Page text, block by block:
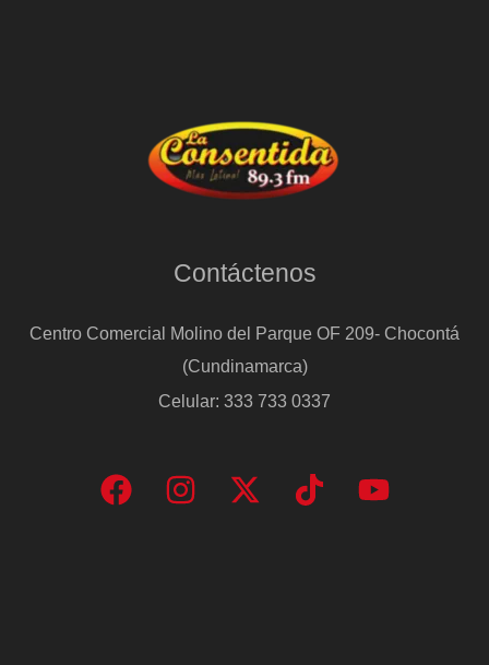
Contáctenos
Centro Comercial Molino del Parque OF 209- Chocontá
(Cundinamarca)
Celular: 333 733 0337